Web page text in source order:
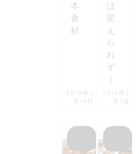
本
食
材
2018年2
月18日
は
変
え
ら
れ
ず
！
2018年2
月7日